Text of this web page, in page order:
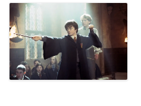
d’autres
langues
? »